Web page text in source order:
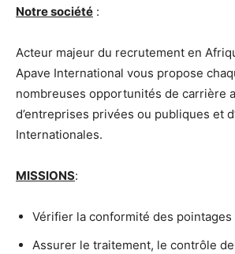
Notre société :
Acteur majeur du recrutement en
Apave International vous propose
nombreuses opportunités de carrière
d’entreprises privées ou publiques et
Internationales.
MISSIONS:
Vérifier la conformité des pointages
Assurer le traitement, le contrôle